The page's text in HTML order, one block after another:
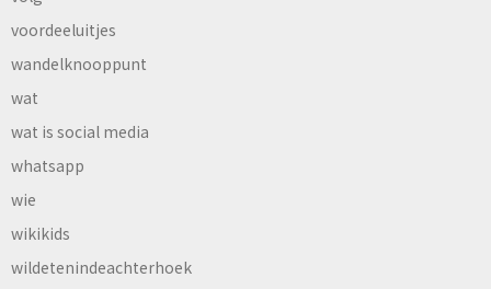
voordeeluitjes
wandelknooppunt
wat
wat is social media
whatsapp
wie
wikikids
wildetenindeachterhoek